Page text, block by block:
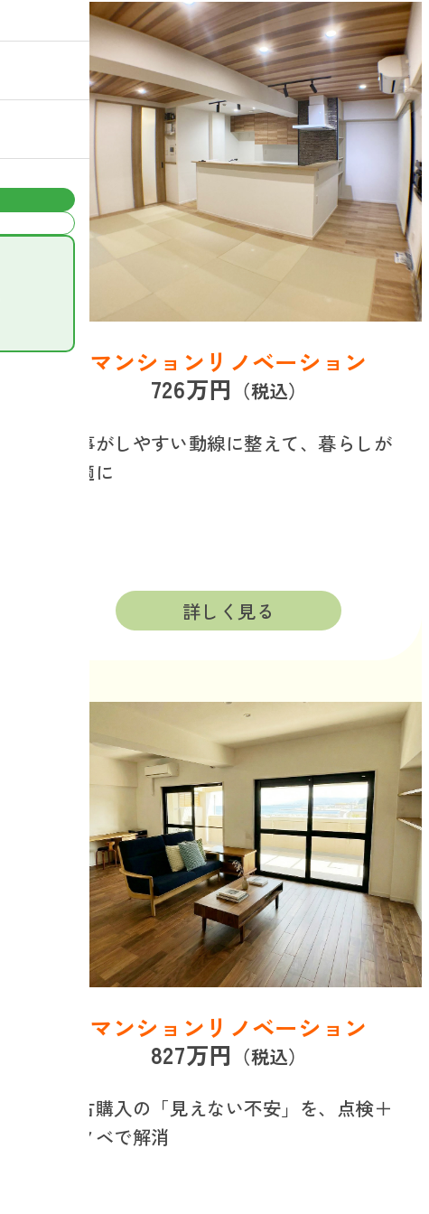
マンションリノベーション
726万円 （税込）
家事がしやすい動線に整えて、暮らしが
快適に
詳しく見る
マンションリノベーション
827万円 （税込）
中古購入の「見えない不安」を、点検＋
リノベで解消